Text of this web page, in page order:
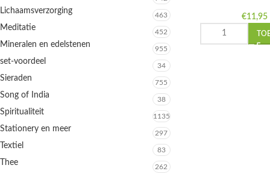
Lichaamsverzorging 463
Meditatie 452
Mineralen en edelstenen 955
set-voordeel 34
Sieraden 755
Song of India 38
Spiritualiteit 1135
Stationery en meer 297
Textiel 83
Thee 262
€11,95